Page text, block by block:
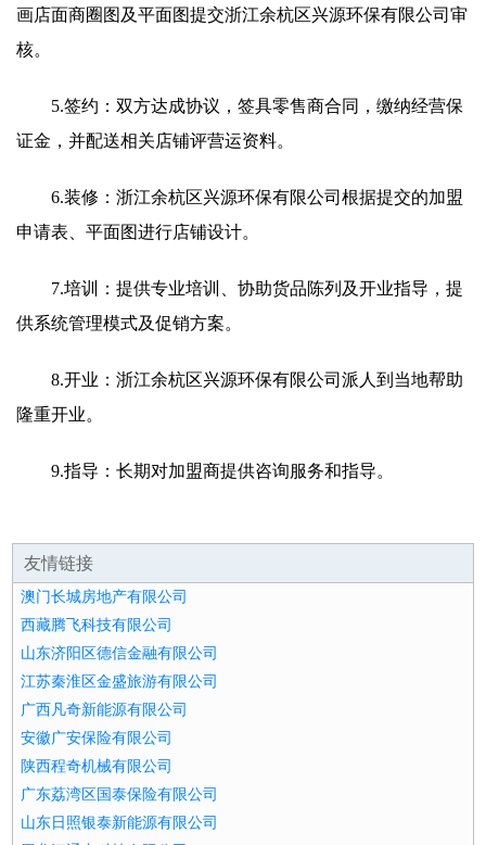
画店面商圈图及平面图提交浙江余杭区兴源环保有限公司审
核。
5.签约：双方达成协议，签具零售商合同，缴纳经营保
证金，并配送相关店铺评营运资料。
6.装修：浙江余杭区兴源环保有限公司根据提交的加盟
申请表、平面图进行店铺设计。
7.培训：提供专业培训、协助货品陈列及开业指导，提
供系统管理模式及促销方案。
8.开业：浙江余杭区兴源环保有限公司派人到当地帮助
隆重开业。
9.指导：长期对加盟商提供咨询服务和指导。
友情链接
澳门长城房地产有限公司
西藏腾飞科技有限公司
山东济阳区德信金融有限公司
江苏秦淮区金盛旅游有限公司
广西凡奇新能源有限公司
安徽广安保险有限公司
陕西程奇机械有限公司
广东荔湾区国泰保险有限公司
山东日照银泰新能源有限公司